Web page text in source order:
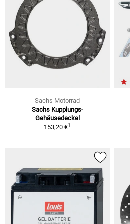
Sachs Motorrad
Sachs Kupplungs-
Gehäusedeckel
153,20 €1